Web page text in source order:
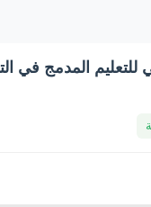
للتعليم المدمج في